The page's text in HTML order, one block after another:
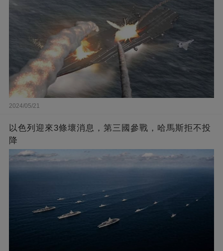
2024/05/21
以色列迎來3條壞消息，第三國參戰，哈馬斯拒不投
降